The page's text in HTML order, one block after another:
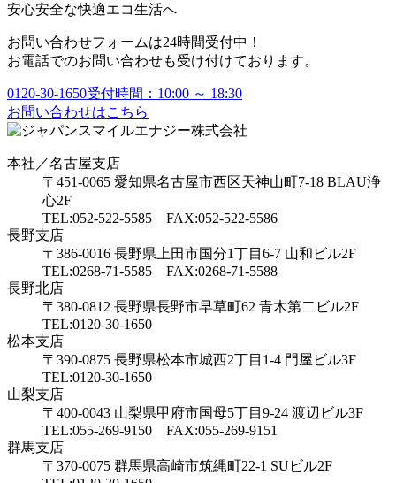
安心安全な快適エコ生活へ
お問い合わせフォームは24時間受付中！
お電話でのお問い合わせも受け付けております。
0120-30-1650受付時間：10:00 ～ 18:30
お問い合わせはこちら
本社／名古屋支店
〒451-0065 愛知県名古屋市西区天神山町7-18 BLAU浄
心2F
TEL:052-522-5585 FAX:052-522-5586
長野支店
〒386-0016 長野県上田市国分1丁目6-7 山和ビル2F
TEL:0268-71-5585 FAX:0268-71-5588
長野北店
〒380-0812 長野県長野市早草町62 青木第二ビル2F
TEL:0120-30-1650
松本支店
〒390-0875 長野県松本市城西2丁目1-4 門屋ビル3F
TEL:0120-30-1650
山梨支店
〒400-0043 山梨県甲府市国母5丁目9-24 渡辺ビル3F
TEL:055-269-9150 FAX:055-269-9151
群馬支店
〒370-0075 群馬県高崎市筑縄町22-1 SUビル2F